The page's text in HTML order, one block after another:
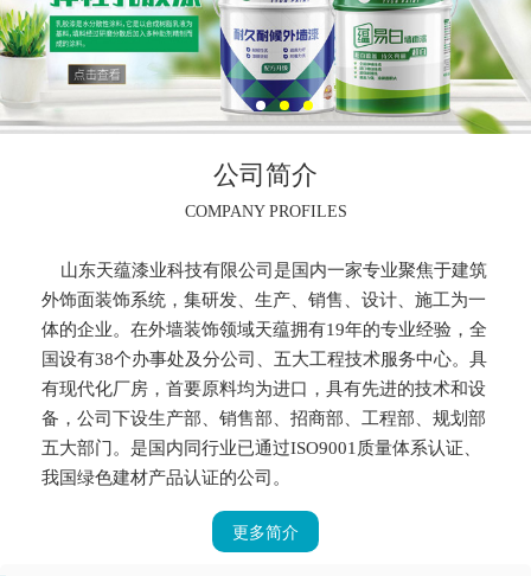
公司简介
COMPANY PROFILES
山东天蕴漆业科技有限公司是国内一家专业聚焦于建筑
外饰面装饰系统，集研发、生产、销售、设计、施工为一
体的企业。在外墙装饰领域天蕴拥有19年的专业经验，全
国设有38个办事处及分公司、五大工程技术服务中心。具
有现代化厂房，首要原料均为进口，具有先进的技术和设
备，公司下设生产部、销售部、招商部、工程部、规划部
五大部门。是国内同行业已通过ISO9001质量体系认证、
我国绿色建材产品认证的公司。
更多简介